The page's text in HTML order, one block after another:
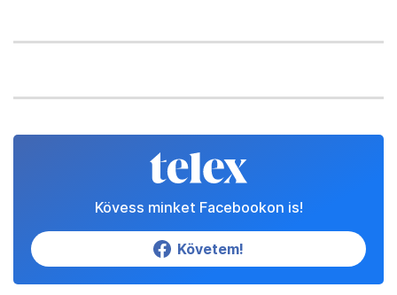
Kövess minket Facebookon is!
Követem!